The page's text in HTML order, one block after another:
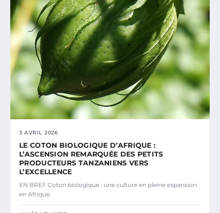
3 AVRIL 2026
LE COTON BIOLOGIQUE D’AFRIQUE :
L’ASCENSION REMARQUÉE DES PETITS
PRODUCTEURS TANZANIENS VERS
L’EXCELLENCE
EN BREF Coton biologique : une culture en pleine expansion
en Afrique.